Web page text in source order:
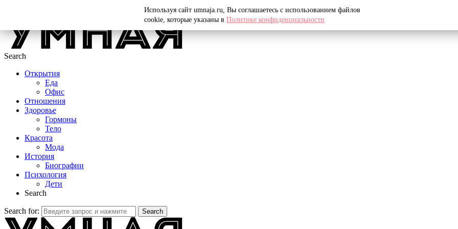
Search
Открытия
Еда
Офис
Отношения
Здоровье
Гормоны
Тело
Красота
Мода
История
Биографии
Психология
Дети
Search
Search for: Search
Используя сайт umnaja.ru, Вы соглашаетесь с использованием файлов
cookie, которые указаны в Политике конфиденциальности